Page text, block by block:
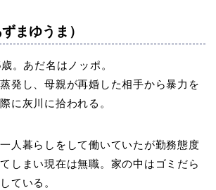
まゆうま）
。あだ名はノッポ。
発し、母親が再婚した相手から暴力を
に灰川に拾われる。
人暮らしをして働いていたが勤務態度
しまい現在は無職。家の中はゴミだら
ている。